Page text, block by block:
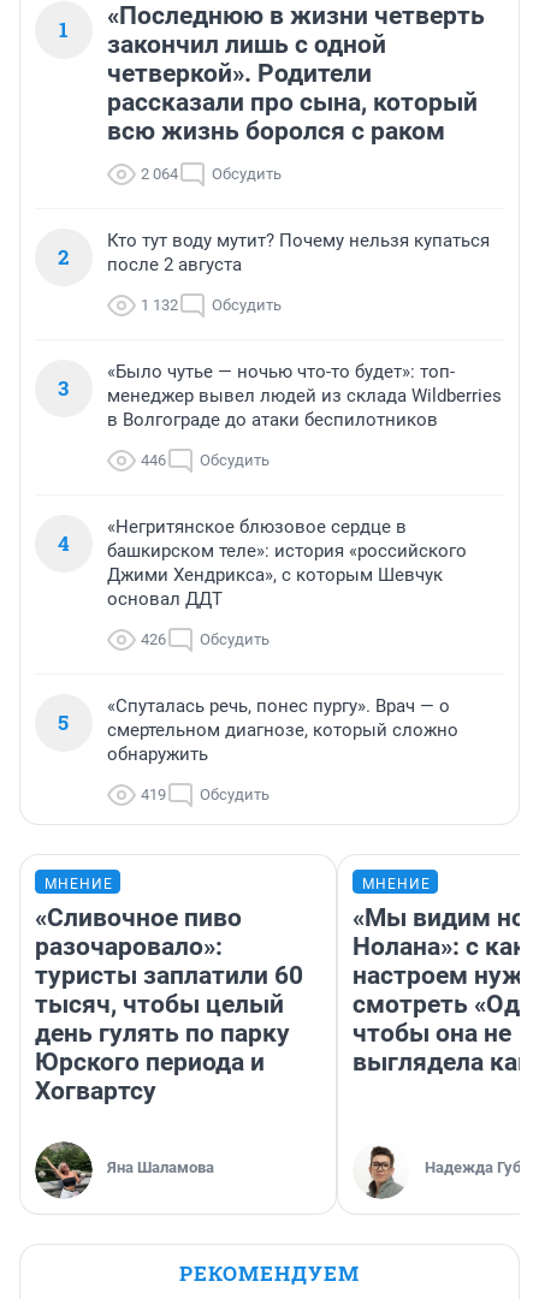
1
«Последнюю в жизни четверть
закончил лишь с одной
четверкой». Родители
рассказали про сына, который
всю жизнь боролся с раком
2 064 Обсудить
2
Кто тут воду мутит? Почему нельзя купаться
после 2 августа
1 132 Обсудить
3
«Было чутье — ночью что-то будет»: топ-
менеджер вывел людей из склада Wildberries
в Волгограде до атаки беспилотников
446 Обсудить
4
«Негритянское блюзовое сердце в
башкирском теле»: история «российского
Джими Хендрикса», с которым Шевчук
основал ДДТ
426 Обсудить
5
«Спуталась речь, понес пургу». Врач — о
смертельном диагнозе, который сложно
обнаружить
419 Обсудить
МНЕНИЕ
«Сливочное пиво
разочаровало»:
туристы заплатили 60
тысяч, чтобы целый
день гулять по парку
Юрского периода и
Хогвартсу
Яна Шаламова
МНЕНИЕ
«Мы видим
Нолана»: с
настроем
смотреть
чтобы она не
выглядела как
Надежда
РЕКОМЕНДУЕМ